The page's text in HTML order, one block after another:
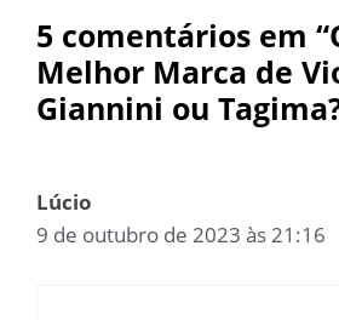
5 comentários em
Melhor Marca de
Giannini ou
Lúcio
9 de outubro de 2023 às 21:16